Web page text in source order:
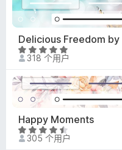
.
7
/
5
Delicious Freedom
评
分
4
9
/
5
318 个用户
Happy Moments
评
分
305 个用户